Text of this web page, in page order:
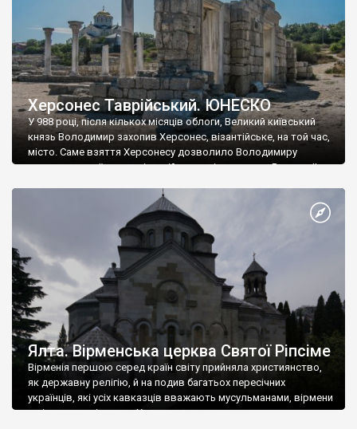
Херсонес Таврійський. ЮНЕСКО
У 988 році, після кількох місяців облоги, Великий київський
князь Володимир захопив Херсонес, візантійське, на той час,
місто. Саме взяття Херсонесу дозволило Володимиру
диктувати свої умови візантійському імператору Василю ІІ, та
Херсонесі Володимир-язичник, став Василем-християнином.
А потім було Хрещення Русі. На честь Херсонесу Таврійського
Ялта. Вірменська церква Святої Ріпсіме
Вірменія першою серед країн світу прийняла християнство,
як державну релігію, й на подив багатьох пересічних
українців, які усіх кавказців вважають мусульманами, вірмени
є відданими вірянами Христа